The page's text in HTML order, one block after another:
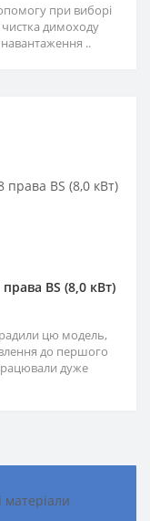
при виборі
димоходу
..
BS (8,0 кВт)
цю модель,
до першого
дуже